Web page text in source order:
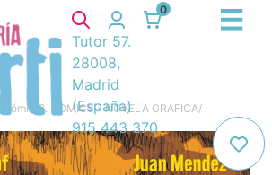
0
Tutor 57.
28008,
Madrid
(España)
915 443 370
6. COMICS - NOVELA GRAFICA/